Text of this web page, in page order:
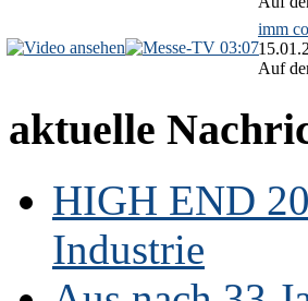
03:07
imm
Auf
aktuelle
HIGH END
Industrie